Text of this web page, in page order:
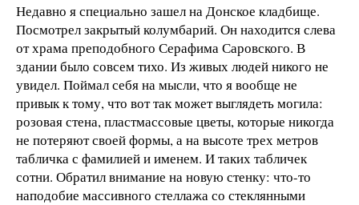
Недавно я специально зашел на Донское кладбище.
Посмотрел закрытый колумбарий. Он находится слева
от храма преподобного Серафима Саровского. В
здании было совсем тихо. Из живых людей никого не
увидел. Поймал себя на мысли, что я вообще не
привык к тому, что вот так может выглядеть могила:
розовая стена, пластмассовые цветы, которые никогда
не потеряют своей формы, а на высоте трех метров
табличка с фамилией и именем. И таких табличек
сотни. Обратил внимание на новую стенку: что-то
наподобие массивного стеллажа со стеклянными